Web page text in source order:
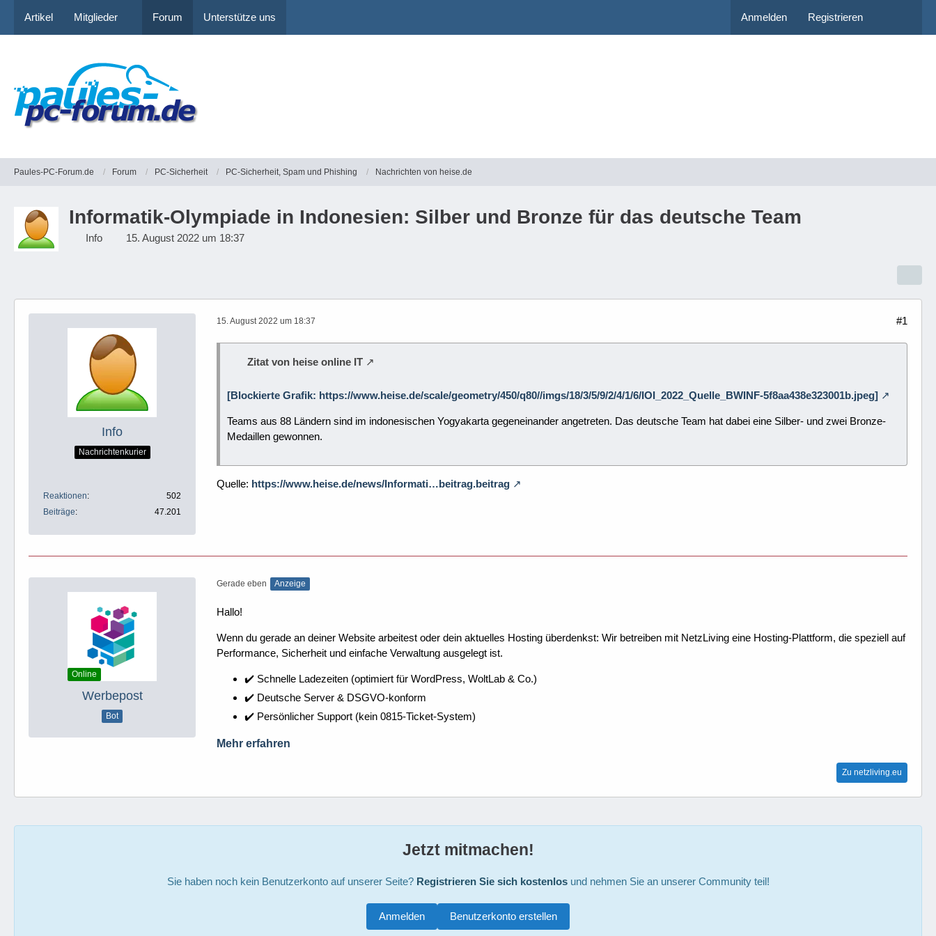
Artikel Mitglieder Forum Unterstütze uns Anmelden Registrieren
Paules-PC-Forum.de Forum PC-Sicherheit PC-Sicherheit, Spam und Phishing Nachrichten von heise.de
Informatik-Olympiade in Indonesien: Silber und Bronze für das deutsche Team
Info 15. August 2022 um 18:37
Info
Nachrichtenkurier
Reaktionen
502
Beiträge
47.201
15. August 2022 um 18:37 #1
Zitat von heise online IT
[Blockierte Grafik: https://www.heise.de/scale/geometry/450/q80//imgs/18/3/5/9/2/4/1/6/IOI_2022_Quelle_BWINF-5f8aa438e323001b.jpeg]
Teams aus 88 Ländern sind im indonesischen Yogyakarta gegeneinander angetreten. Das deutsche Team hat dabei eine Silber- und zwei Bronze-
Medaillen gewonnen.
Quelle: https://www.heise.de/news/Informati…beitrag.beitrag
Online
Werbepost
Bot
Gerade eben Anzeige
Hallo!
Wenn du gerade an deiner Website arbeitest oder dein aktuelles Hosting überdenkst: Wir betreiben mit NetzLiving eine Hosting-Plattform, die speziell auf
Performance, Sicherheit und einfache Verwaltung ausgelegt ist.
✔️ Schnelle Ladezeiten (optimiert für WordPress, WoltLab & Co.)
✔️ Deutsche Server & DSGVO-konform
✔️ Persönlicher Support (kein 0815-Ticket-System)
Mehr erfahren
Zu netzliving.eu
Jetzt mitmachen!
Sie haben noch kein Benutzerkonto auf unserer Seite? Registrieren Sie sich kostenlosund nehmen Sie an unserer Community teil!
Benutzerkonto erstellen
Anmelden